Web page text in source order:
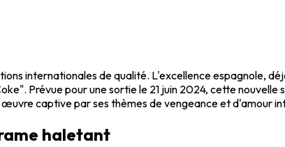
internationales de qualité. L'excellence espagnole,
. Prévue pour une sortie le 21 juin 2024, cette
captive par ses thèmes de vengeance et d'amour
haletant